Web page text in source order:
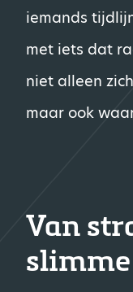
iemands
met iets dat
niet alleen
maar ook
Van